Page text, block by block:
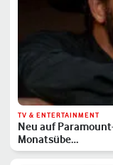
TV & ENTERTAINMENT
Neu auf
Monatsübe…